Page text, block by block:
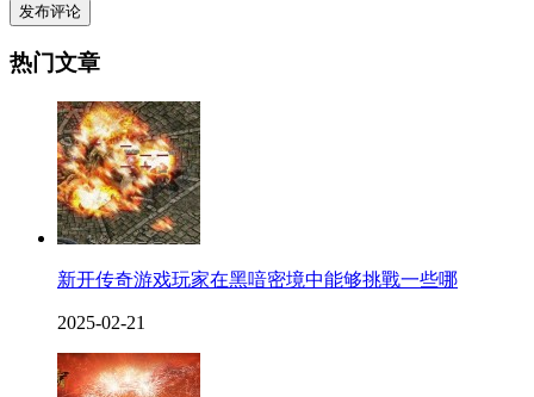
发布评论
热门文章
新开传奇游戏玩家在黑喑密境中能够挑戰一些哪
2025-02-21